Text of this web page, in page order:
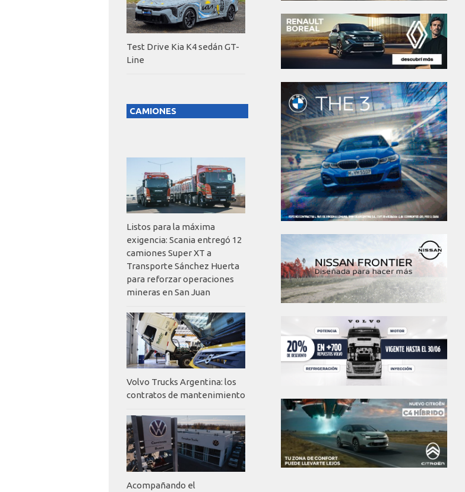
Test Drive Kia K4 sedán GT-
Line
CAMIONES
Listos para la máxima
exigencia: Scania entregó 12
camiones Super XT a
Transporte Sánchez Huerta
para reforzar operaciones
mineras en San Juan
Volvo Trucks Argentina: los
contratos de mantenimiento
Acompañando el